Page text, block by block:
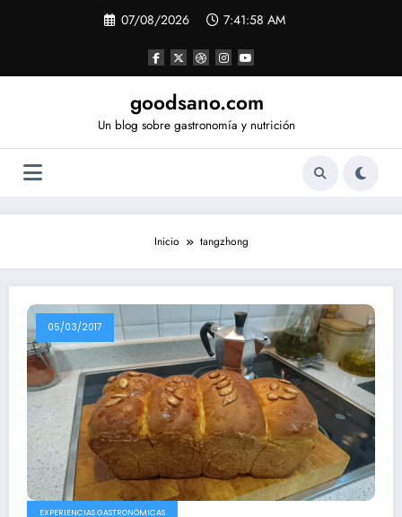
07/08/2026 7:41:58 AM
goodsano.com
Un blog sobre gastronomía y nutrición
Inicio tangzhong
05/03/2017
EXPERIENCIAS GASTRONÓMICAS